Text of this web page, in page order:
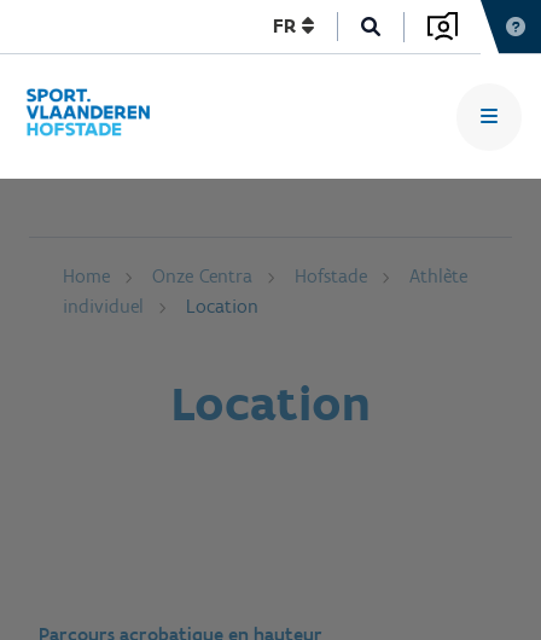
FR
Home Onze Centra Hofstade
Athlète
individuel
Location
Location
Parcours acrobatique en hauteur